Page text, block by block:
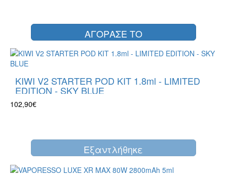
ΑΓΟΡΑΣΕ ΤΟ
KIWI V2 STARTER POD KIT 1.8ml - LIMITED
EDITION - SKY BLUE
102,90€
Eξαντλήθηκε